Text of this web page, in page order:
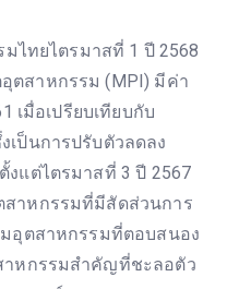
ไทยไตรมาสที่ 1 ปี 2568
ตสาหกรรม (MPI) มีค่า
เมื่อเปรียบเทียบกับ
เป็นการปรับตัวลดลง
แต่ไตรมาสที่ 3 ปี 2567
สาหกรรมที่มีสัดส่วนการ
อุตสาหกรรมที่ตอบสนอง
าหกรรมสำคัญที่ชะลอตัว